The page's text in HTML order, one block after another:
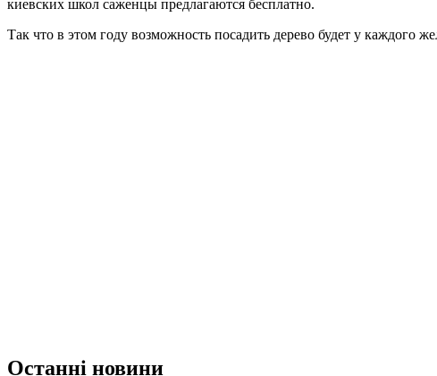
киевских школ саженцы предлагаются бесплатно.
Так что в этом году возможность посадить дерево будет у
Останні новини